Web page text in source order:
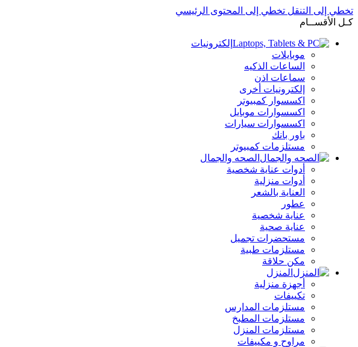
تخطي إلى التنقل تخطي إلى المحتوى الرئيسي
كـل الأقســام
إلكترونيات
موبايلات
الساعات الذكيه
سماعات اذن
إلكترونيات أخرى
اكسسوار كمبيوتر
اكسسوارات موبايل
اكسسوارات سيارات
باور بانك
مستلزمات كمبيوتر
الصحه والجمال
أدوات عناية شخصية
أدوات منزلية
العناية بالشعر
عطور
عناية شخصية
عناية صحية
مستحضرات تجميل
مستلزمات طبية
مكن حلاقة
المنزل
أجهزة منزلية
تكييفات
مستلزمات المدارس
مستلزمات المطبخ
مستلزمات المنزل
مراوح و مكييفات